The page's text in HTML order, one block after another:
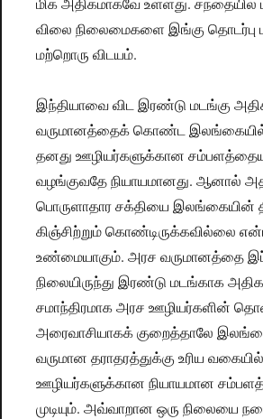
விலை நிலைமைகளை இங்கு தொடர்பு
மற்றொரு விடயம்.
இந்தியாவை விட இரண்டு மடங்கு
வருமானத்தைக் கொண்ட
தனது ஊழியர்களுக்கான
வழங்குவதே நியாயமானது. ஆனால்
பொருளாதார சக்தியை இலங்கையின்
கிஞ்சிற்றும் கொண்டிருக்கவில்லை
உண்மையாகும். அரச வருமானத்தை
நிலையிருந்து இரண்டு மடங்காக
சமாந்திரமாக அரச ஊழியர்களின்
அரைவாசியாகக் குறைத்தாலே
வருமான தராதரத்துக்கு உரிய
ஊழியர்களுக்கான நியாயமான
முடியும். அவ்வாறான ஒரு நிலையை